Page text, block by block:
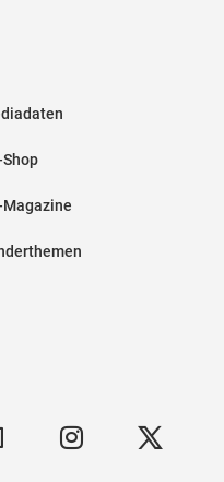
Shop
Magazine